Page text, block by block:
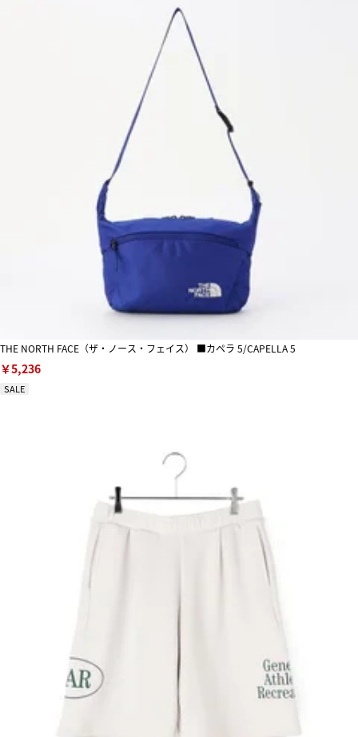
THE NORTH FACE（ザ・ノース・フェイス） ■カペラ 5/CAPELLA 5
￥5,236
SALE